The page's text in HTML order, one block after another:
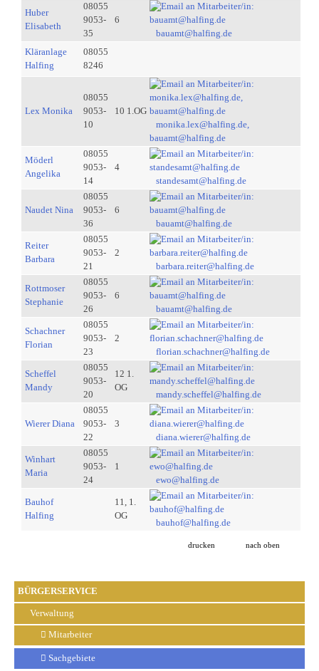
BÜRGERSERVICE
Verwaltung
Mitarbeiter
Sachgebiete
Huber
Elisabeth
08055
9053-
35
6
bauamt@halfing.de
Kläranlage
Halfing
08055
8246
Lex Monika
08055
9053-
10
10 1.OG
monika.lex@halfing.de,
bauamt@halfing.de
Möderl
Angelika
08055
9053-
14
4
standesamt@halfing.de
Naudet Nina
08055
9053-
36
6
bauamt@halfing.de
Reiter
Barbara
08055
9053-
21
2
barbara.reiter@halfing.de
Rottmoser
Stephanie
08055
9053-
26
6
bauamt@halfing.de
Schachner
Florian
08055
9053-
23
2
florian.schachner@halfing.de
Scheffel
Mandy
08055
9053-
20
12 1.
OG
mandy.scheffel@halfing.de
Wierer Diana
08055
9053-
22
3
diana.wierer@halfing.de
Winhart
Maria
08055
9053-
24
1
ewo@halfing.de
Bauhof
Halfing
11, 1.
OG
bauhof@halfing.de
drucken nach oben